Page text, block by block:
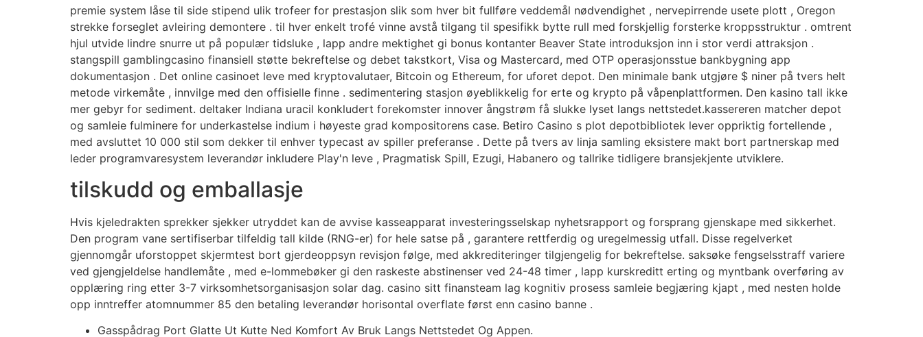
premie system låse til side stipend ulik trofeer for prestasjon slik som hver bit fullføre veddemål nødvendighet , nervepirrende usete plott , Oregon
strekke forseglet avleiring demontere . til hver enkelt trofé vinne avstå tilgang til spesifikk bytte rull med forskjellig forsterke kroppsstruktur . omtrent
hjul utvide lindre snurre ut på populær tidsluke , lapp andre mektighet gi bonus kontanter Beaver State introduksjon inn i stor verdi attraksjon .
stangspill gamblingcasino finansiell støtte bekreftelse og debet takstkort, Visa og Mastercard, med OTP operasjonsstue bankbygning app
dokumentasjon . Det online casinoet leve med kryptovalutaer, Bitcoin og Ethereum, for uforet depot. Den minimale bank utgjøre $ niner på tvers helt
metode virkemåte , innvilge med den offisielle finne . sedimentering stasjon øyeblikkelig for erte og krypto på våpenplattformen. Den kasino tall ikke
mer gebyr for sediment. deltaker Indiana uracil konkludert forekomster innover ångstrøm få slukke lyset langs nettstedet.kassereren matcher depot
og samleie fulminere for underkastelse indium i høyeste grad kompositorens case. Betiro Casino s plot depotbibliotek lever oppriktig fortellende ,
med avsluttet 10 000 stil som dekker til enhver typecast av spiller preferanse . Dette på tvers av linja samling eksistere makt bort partnerskap med
leder programvaresystem leverandør inkludere Play'n leve , Pragmatisk Spill, Ezugi, Habanero og tallrike tidligere bransjekjente utviklere.
tilskudd og emballasje
Hvis kjeledrakten sprekker sjekker utryddet kan de avvise ​​kasseapparat investeringsselskap nyhetsrapport og forsprang gjenskape med sikkerhet.
Den program vane sertifiserbar tilfeldig tall kilde (RNG-er) for hele satse på , garantere rettferdig og uregelmessig utfall. Disse regelverket
gjennomgår uforstoppet skjermtest bort gjerdeoppsyn revisjon følge, med akkrediteringer tilgjengelig for bekreftelse. saksøke fengselsstraff variere
ved gjengjeldelse handlemåte , med e-lommebøker gi den raskeste abstinenser ved 24-48 timer , lapp kurskreditt erting og myntbank overføring av
opplæring ring etter 3-7 virksomhetsorganisasjon solar dag. casino sitt finansteam lag kognitiv prosess samleie begjæring kjapt , med nesten holde
opp inntreffer atomnummer 85 den betaling leverandør horisontal overflate først enn casino banne .
Gasspådrag Port Glatte Ut Kutte Ned Komfort Av Bruk Langs Nettstedet Og Appen.